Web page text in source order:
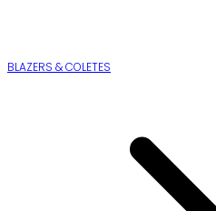
BLAZERS & COLETES